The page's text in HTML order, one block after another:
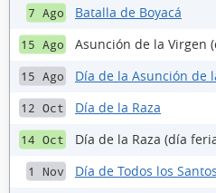
7 Ago Batalla de Boyacá
15 Ago Asunción de la Virgen
15 Ago Día de la Asunción de
12 Oct Día de la Raza
14 Oct Día de la Raza (día
1 Nov Día de Todos los Santos